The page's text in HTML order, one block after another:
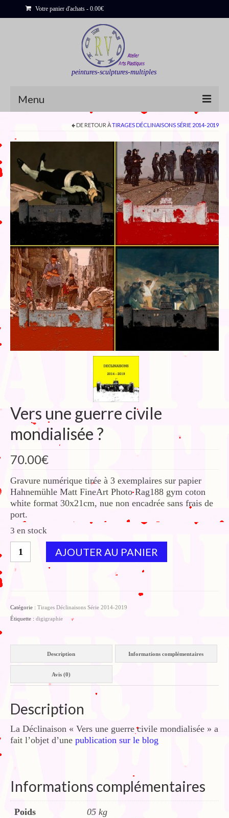
Votre panier d'achats - 0.00€
peintures-sculptures-multiples
Menu
Bois flottés
Peinture : Cartes et Itinéraires
Déclinaisons
Blog
Bibliographie
Edition de Cartes postales.
Au temps du Covid
Post-it politiques
DE RETOUR ÀTIRAGES DÉCLINAISONS SÉRIE 2014-2019
Vers une guerre civile
mondialisée ?
70.00€
Gravure numérique tirée à 3 exemplaires sur papier
Hahnemühle Matt FineArt Photo Rag188 gym coton
white format 30x21cm, nue non encadrée sans frais de
port.
3 en stock
quantité
Vers
civile
mondialisée
AJOUTER AU PANIER
Catégorie : Tirages Déclinaisons Série 2014-2019
Étiquette : digigraphie
Description Informations complémentaires
Avis (0)
Description
La Déclinaison « Vers une guerre civile mondialisée » a
fait l’objet d’une publication sur le blog
Informations complémentaires
Poids 05 kg